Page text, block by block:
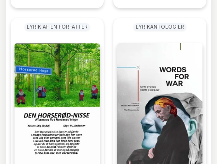
LYRIK AF EN FORFATTER LYRIKANTOLOGIER